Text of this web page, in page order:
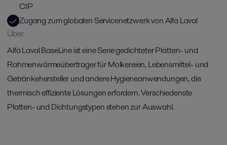
CIP
Zugang zum globalen Servicenetzwerk von Alfa Laval
Über
Alfa Laval BaseLine ist eine Serie gedichteter Platten- und
Rahmenwärmeübertrager für Molkereien, Lebensmittel- und
Getränkehersteller und andere Hygieneanwendungen, die
thermisch effiziente Lösungen erfordern. Verschiedenste
Platten- und Dichtungstypen stehen zur Auswahl.